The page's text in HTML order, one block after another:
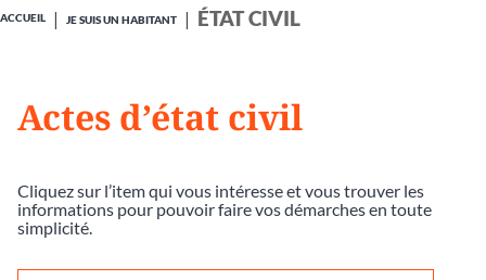
ACCUEIL JE SUIS UN HABITANT ÉTAT CIVIL
Actes d’état civil
Cliquez sur l’item qui vous intéresse et vous trouver les
informations pour pouvoir faire vos démarches en toute
simplicité.